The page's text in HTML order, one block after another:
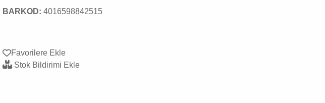
BARKOD: 4016598842515
Favorilere Ekle
Stok Bildirimi Ekle